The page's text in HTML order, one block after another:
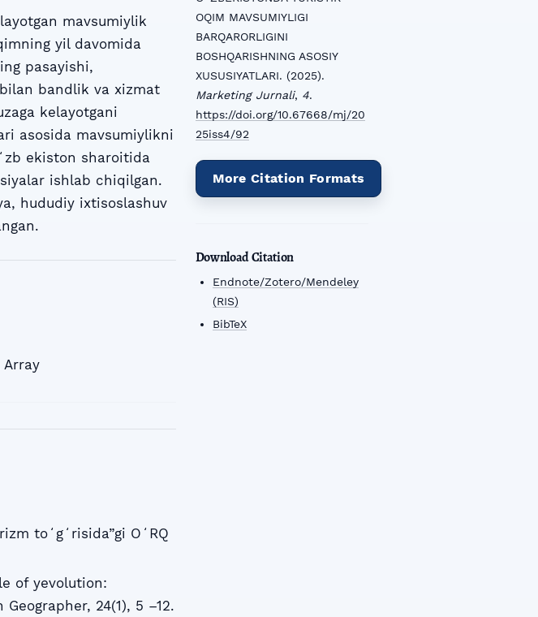
OQIM MAVSUMIYLIGI
BARQARORLIGINI
BOSHQARISHNING ASOSIY
XUSUSIYATLARI. (2025).
Marketing Jurnali, 4.
https://doi.org/10.67668/mj/20
25iss4/92
More Citation Formats
Download Citation
Endnote/Zotero/Mendeley
(RIS)
BibTeX
mavsumiylik
yil davomida
pasayishi,
bandlik va xizmat
kelayotgani
asosida mavsumiylikni
ekiston sharoitida
ishlab chiqilgan.
hududiy ixtisoslashuv
Array
toʻgʻrisida”gi OʻRQ
of yevolution:
24(1), 5 –12.